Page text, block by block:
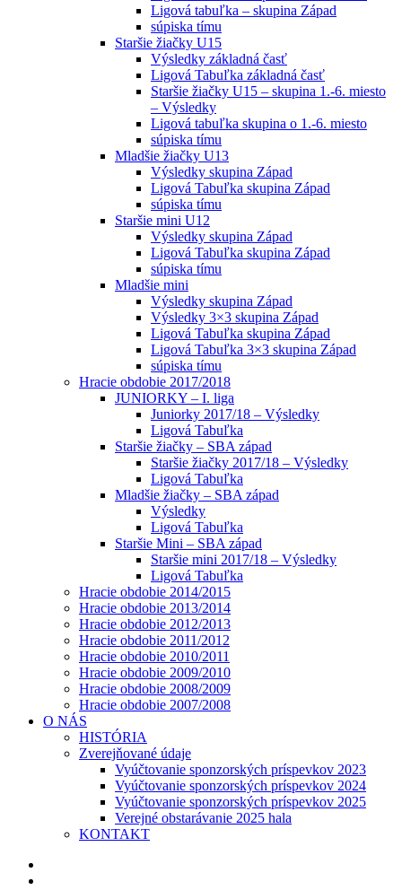
Ligová tabuľka – skupina Západ
súpiska tímu
Staršie žiačky U15
Výsledky základná časť
Ligová Tabuľka základná časť
Staršie žiačky U15 – skupina 1.-6. miesto
– Výsledky
Ligová tabuľka skupina o 1.-6. miesto
súpiska tímu
Mladšie žiačky U13
Výsledky skupina Západ
Ligová Tabuľka skupina Západ
súpiska tímu
Staršie mini U12
Výsledky skupina Západ
Ligová Tabuľka skupina Západ
súpiska tímu
Mladšie mini
Výsledky skupina Západ
Výsledky 3×3 skupina Západ
Ligová Tabuľka skupina Západ
Ligová Tabuľka 3×3 skupina Západ
súpiska tímu
Hracie obdobie 2017/2018
JUNIORKY – I. liga
Juniorky 2017/18 – Výsledky
Ligová Tabuľka
Staršie žiačky – SBA západ
Staršie žiačky 2017/18 – Výsledky
Ligová Tabuľka
Mladšie žiačky – SBA západ
Výsledky
Ligová Tabuľka
Staršie Mini – SBA západ
Staršie mini 2017/18 – Výsledky
Ligová Tabuľka
Hracie obdobie 2014/2015
Hracie obdobie 2013/2014
Hracie obdobie 2012/2013
Hracie obdobie 2011/2012
Hracie obdobie 2010/2011
Hracie obdobie 2009/2010
Hracie obdobie 2008/2009
Hracie obdobie 2007/2008
O NÁS
HISTÓRIA
Zverejňované údaje
Vyúčtovanie sponzorských príspevkov 2023
Vyúčtovanie sponzorských príspevkov 2024
Vyúčtovanie sponzorských príspevkov 2025
Verejné obstarávanie 2025 hala
KONTAKT